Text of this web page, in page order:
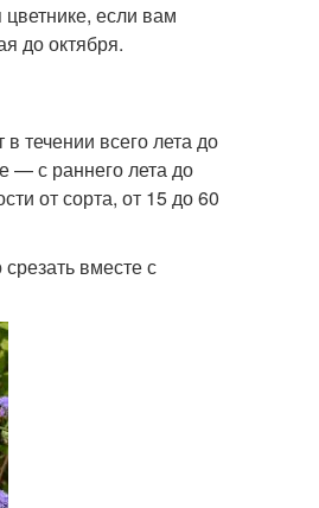
если вам
до октября.
течении всего лета до
— с раннего лета до
от сорта, от 15 до 60
вместе с